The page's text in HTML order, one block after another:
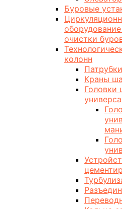
Буровые
очистки
колонн
Краны
Головки